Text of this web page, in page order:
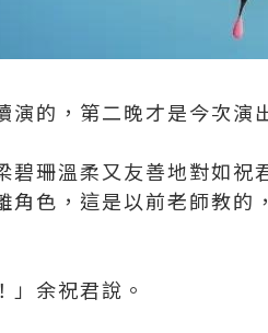
演的，第二晚才是今次演
碧珊溫柔又友善地對如
角色，這是以前老師教
」余祝君說。